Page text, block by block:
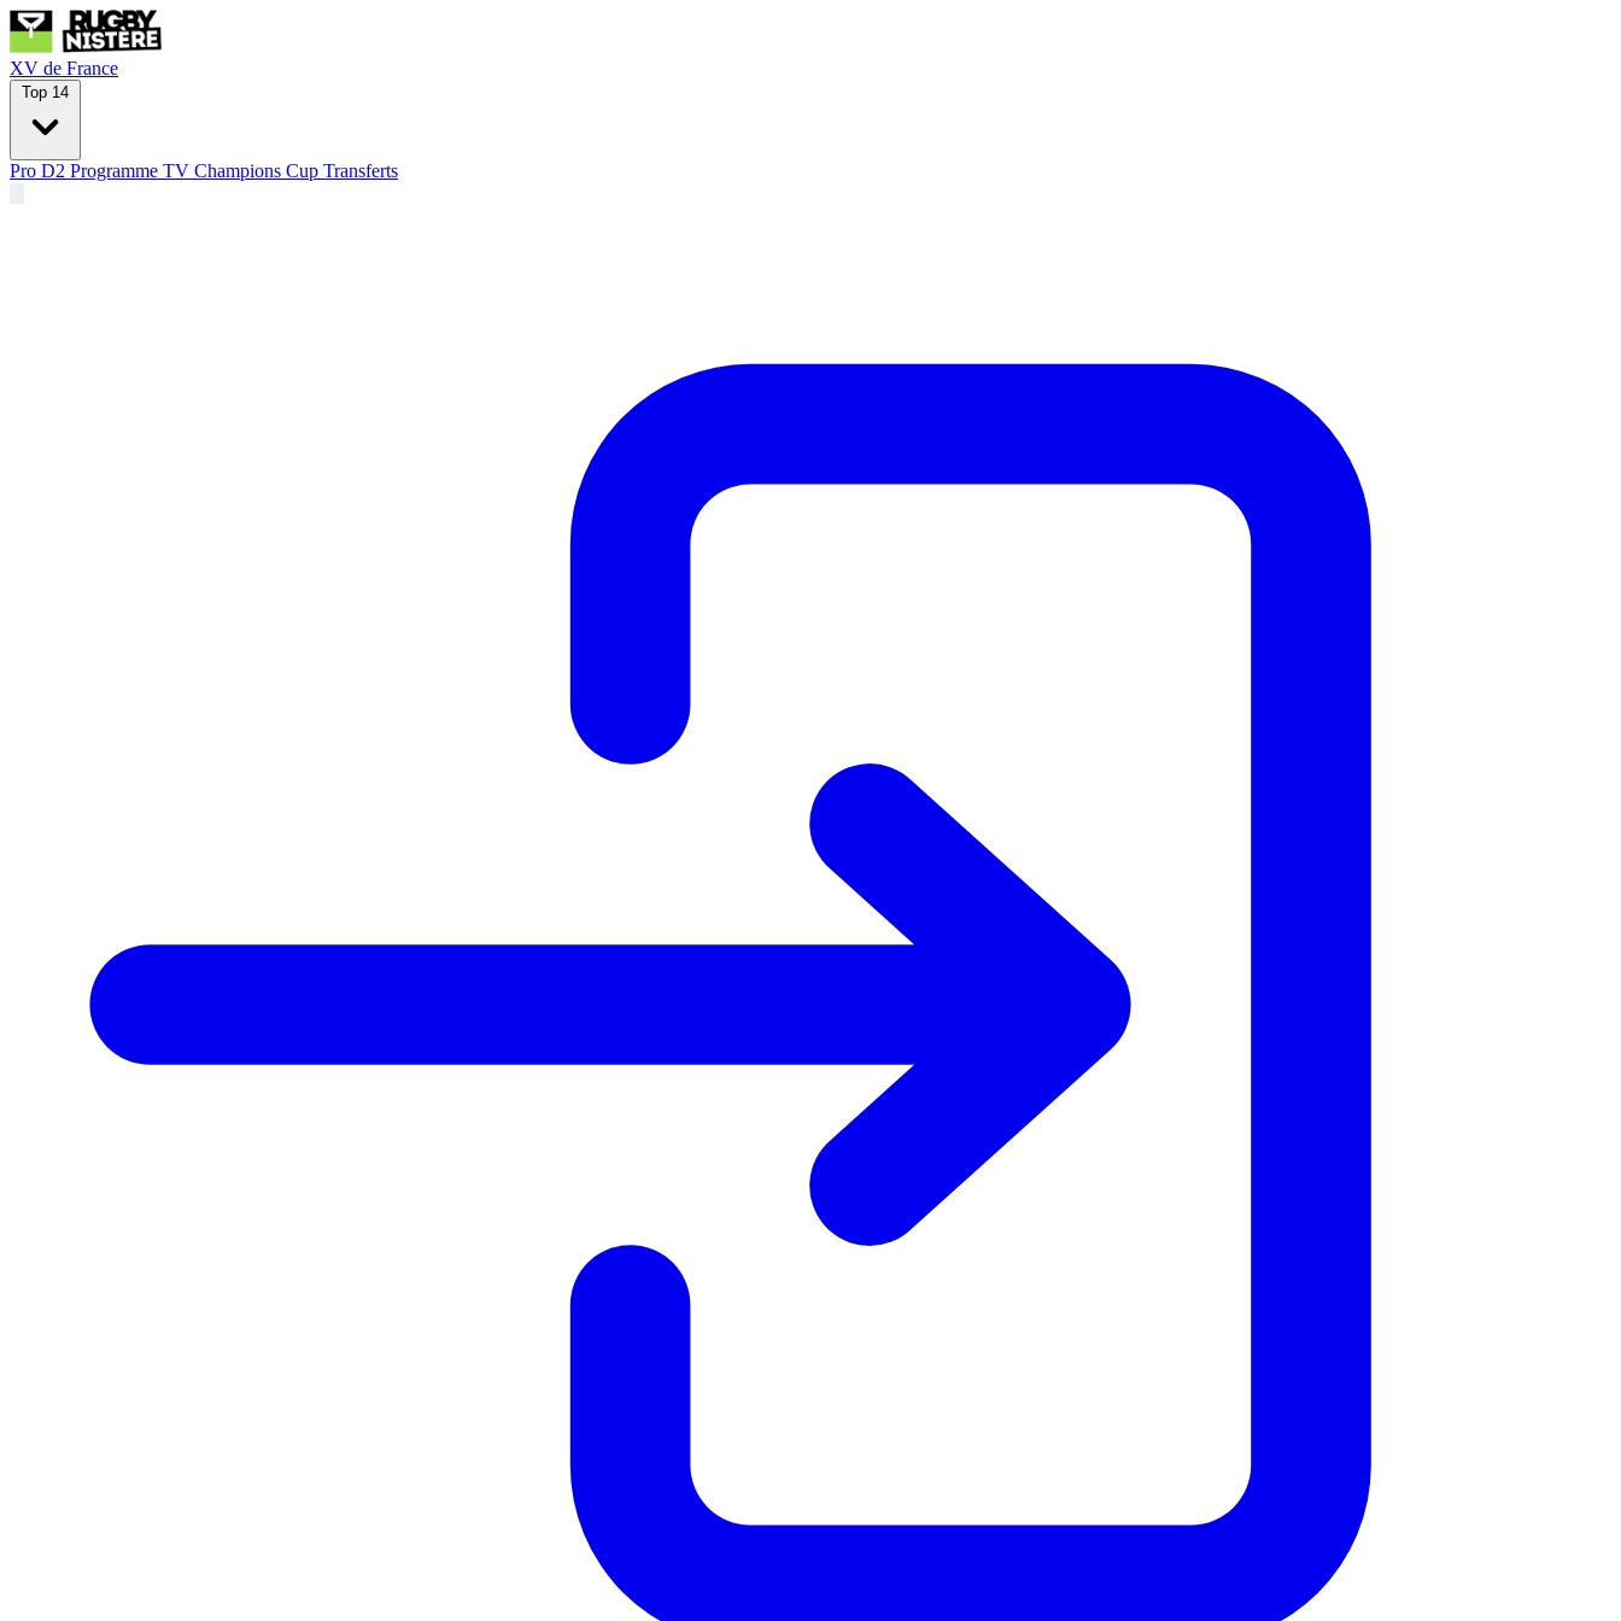
XV de France
Top 14
Pro D2 Programme TV Champions Cup Transferts